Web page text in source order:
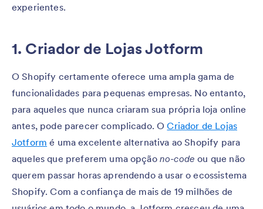
experientes.
1. Criador de Lojas Jotform
O Shopify certamente oferece uma ampla gama de
funcionalidades para pequenas empresas. No entanto,
para aqueles que nunca criaram sua própria loja online
antes, pode parecer complicado. OCriador de Lojas
Jotform é uma excelente alternativa ao Shopify para
aqueles que preferem uma opção no-code ou que não
querem passar horas aprendendo a usar o ecossistema
Shopify. Com a confiança de mais de 19 milhões de